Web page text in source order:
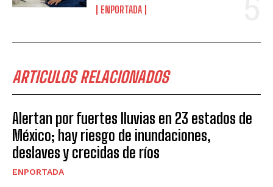
ENPORTADA
ARTICULOS RELACIONADOS
Alertan por fuertes lluvias en 23 estados de
México; hay riesgo de inundaciones,
deslaves y crecidas de ríos
ENPORTADA